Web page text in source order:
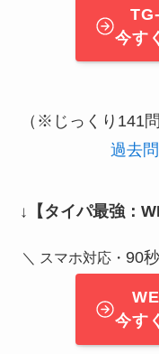
今す
（※じっくり141
過去
↓ 【タイパ最強：
＼ スマホ対応・ 90
今す